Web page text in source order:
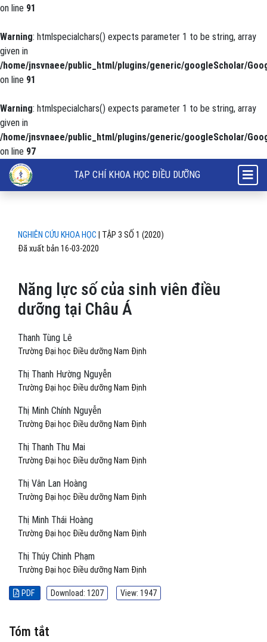
on line 91
Warning: htmlspecialchars() expects parameter 1 to be string, array
given in
/home/jnsvnaee/public_html/plugins/generic/googleScholar/
on line 91
Warning: htmlspecialchars() expects parameter 1 to be string, array
given in
/home/jnsvnaee/public_html/plugins/generic/googleScholar/
on line 97
Năng lực số của sinh viên điều dưỡng tại Châu Á
TẠP CHÍ KHOA HỌC ĐIỀU DƯỠNG
NGHIÊN CỨU KHOA HỌC TẬP 3 SỐ 1 (2020)
Năng lực số của sinh viên điều
dưỡng tại Châu Á
Đã xuất bản 16-03-2020
Thanh Tùng Lê
Trường Đại học Điều dưỡng Nam Định
Thị Thanh Hường Nguyễn
Trường Đại học Điều dưỡng Nam Định
Thị Minh Chính Nguyễn
Trường Đại học Điều dưỡng Nam Định
Thị Thanh Thu Mai
Trường Đại học Điều dưỡng Nam Định
Thị Vân Lan Hoàng
Trường Đại học Điều dưỡng Nam Định
Thị Minh Thái Hoàng
Trường Đại học Điều dưỡng Nam Định
Thị Thúy Chinh Phạm
Trường Đại học Điều dưỡng Nam Định
PDF Download: 1207 View: 1947
Tóm tắt